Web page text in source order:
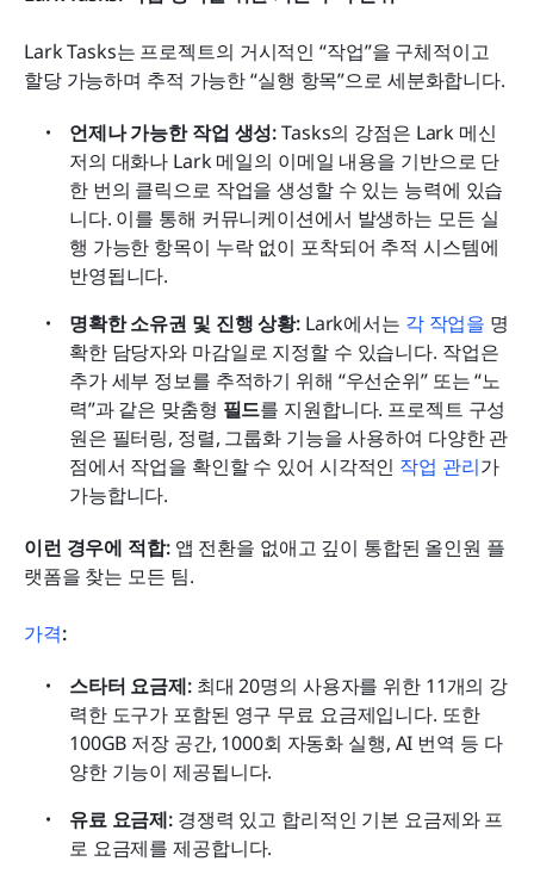
Lark Tasks는 프로젝트의 거시적인 “작업”을 구체적이고
할당 가능하며 추적 가능한 “실행 항목”으로 세분화합니다.
언제나 가능한 작업 생성: Tasks의 강점은 Lark 메신
저의 대화나 Lark 메일의 이메일 내용을 기반으로 단
한 번의 클릭으로 작업을 생성할 수 있는 능력에 있습
니다. 이를 통해 커뮤니케이션에서 발생하는 모든 실
행 가능한 항목이 누락 없이 포착되어 추적 시스템에
반영됩니다.
명확한 소유권 및 진행 상황: Lark에서는 각 작업을 명
확한 담당자와 마감일로 지정할 수 있습니다. 작업은
추가 세부 정보를 추적하기 위해 “우선순위” 또는 “노
력”과 같은 맞춤형 필드를 지원합니다. 프로젝트 구성
원은 필터링, 정렬, 그룹화 기능을 사용하여 다양한 관
점에서 작업을 확인할 수 있어 시각적인 작업 관리가
가능합니다.
이런 경우에 적합: 앱 전환을 없애고 깊이 통합된 올인원 플
랫폼을 찾는 모든 팀.
가격:
스타터 요금제: 최대 20명의 사용자를 위한 11개의 강
력한 도구가 포함된 영구 무료 요금제입니다. 또한
100GB 저장 공간, 1000회 자동화 실행, AI 번역 등 다
양한 기능이 제공됩니다.
유료 요금제: 경쟁력 있고 합리적인 기본 요금제와 프
로 요금제를 제공합니다.